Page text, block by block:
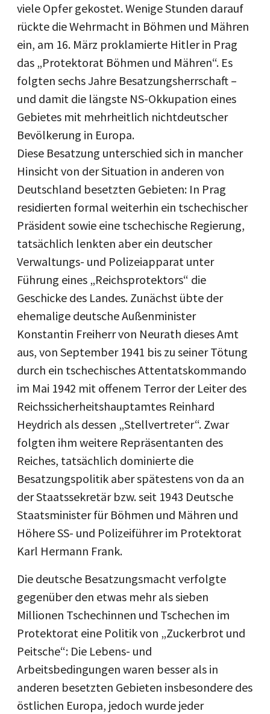
viele Opfer gekostet. Wenige Stunden darauf
rückte die Wehrmacht in Böhmen und Mähren
ein, am 16. März proklamierte Hitler in Prag
das „Protektorat Böhmen und Mähren“. Es
folgten sechs Jahre Besatzungsherrschaft –
und damit die längste NS-Okkupation eines
Gebietes mit mehrheitlich nichtdeutscher
Bevölkerung in Europa.
Diese Besatzung unterschied sich in mancher
Hinsicht von der Situation in anderen von
Deutschland besetzten Gebieten: In Prag
residierten formal weiterhin ein tschechischer
Präsident sowie eine tschechische Regierung,
tatsächlich lenkten aber ein deutscher
Verwaltungs- und Polizeiapparat unter
Führung eines „Reichsprotektors“ die
Geschicke des Landes. Zunächst übte der
ehemalige deutsche Außenminister
Konstantin Freiherr von Neurath dieses Amt
aus, von September 1941 bis zu seiner Tötung
durch ein tschechisches Attentatskommando
im Mai 1942 mit offenem Terror der Leiter des
Reichssicherheitshauptamtes Reinhard
Heydrich als dessen „Stellvertreter“. Zwar
folgten ihm weitere Repräsentanten des
Reiches, tatsächlich dominierte die
Besatzungspolitik aber spätestens von da an
der Staatssekretär bzw. seit 1943 Deutsche
Staatsminister für Böhmen und Mähren und
Höhere SS- und Polizeiführer im Protektorat
Karl Hermann Frank.
Die deutsche Besatzungsmacht verfolgte
gegenüber den etwas mehr als sieben
Millionen Tschechinnen und Tschechen im
Protektorat eine Politik von „Zuckerbrot und
Peitsche“: Die Lebens- und
Arbeitsbedingungen waren besser als in
anderen besetzten Gebieten insbesondere des
östlichen Europa, jedoch wurde jeder